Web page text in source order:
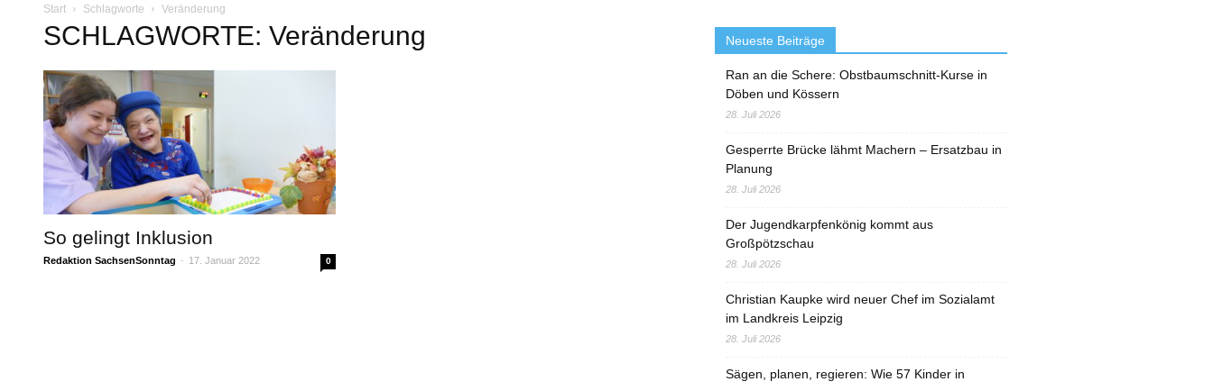
Start Schlagworte Veränderung
SCHLAGWORTE: Veränderung
So gelingt Inklusion
Redaktion SachsenSonntag - 17. Januar 2022 0
Neueste Beiträge
Ran an die Schere: Obstbaumschnitt-Kurse in
Döben und Kössern
28. Juli 2026
Gesperrte Brücke lähmt Machern – Ersatzbau in
Planung
28. Juli 2026
Der Jugendkarpfenkönig kommt aus
Großpötzschau
28. Juli 2026
Christian Kaupke wird neuer Chef im Sozialamt
im Landkreis Leipzig
28. Juli 2026
Sägen, planen, regieren: Wie 57 Kinder in